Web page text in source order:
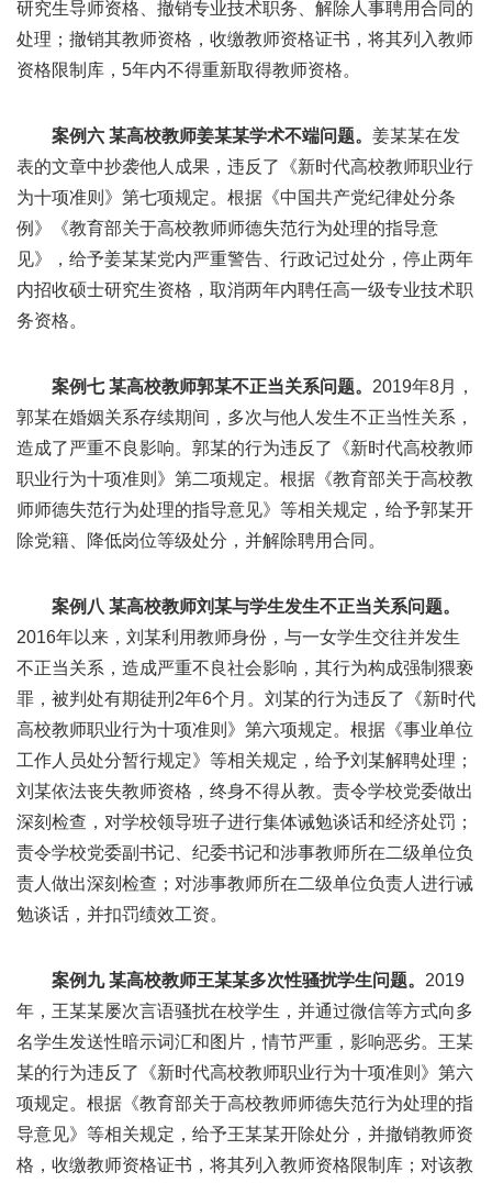
研究生导师资格、撤销专业技术职务、解除人事聘用合同的
处理；撤销其教师资格，收缴教师资格证书，将其列入教师
资格限制库，5年内不得重新取得教师资格。
案例六 某高校教师姜某某学术不端问题。 姜某某在发
表的文章中抄袭他人成果，违反了《新时代高校教师职业行
为十项准则》第七项规定。根据《中国共产党纪律处分条
例》《教育部关于高校教师师德失范行为处理的指导意
见》，给予姜某某党内严重警告、行政记过处分，停止两年
内招收硕士研究生资格，取消两年内聘任高一级专业技术职
务资格。
案例七 某高校教师郭某不正当关系问题。 2019年8月，
郭某在婚姻关系存续期间，多次与他人发生不正当性关系，
造成了严重不良影响。郭某的行为违反了《新时代高校教师
职业行为十项准则》第二项规定。根据《教育部关于高校教
师师德失范行为处理的指导意见》等相关规定，给予郭某开
除党籍、降低岗位等级处分，并解除聘用合同。
案例八 某高校教师刘某与学生发生不正当关系问题。
2016年以来，刘某利用教师身份，与一女学生交往并发生
不正当关系，造成严重不良社会影响，其行为构成强制猥亵
罪，被判处有期徒刑2年6个月。刘某的行为违反了《新时代
高校教师职业行为十项准则》第六项规定。根据《事业单位
工作人员处分暂行规定》等相关规定，给予刘某解聘处理；
刘某依法丧失教师资格，终身不得从教。责令学校党委做出
深刻检查，对学校领导班子进行集体诫勉谈话和经济处罚；
责令学校党委副书记、纪委书记和涉事教师所在二级单位负
责人做出深刻检查；对涉事教师所在二级单位负责人进行诫
勉谈话，并扣罚绩效工资。
案例九 某高校教师王某某多次性骚扰学生问题。 2019
年，王某某屡次言语骚扰在校学生，并通过微信等方式向多
名学生发送性暗示词汇和图片，情节严重，影响恶劣。王某
某的行为违反了《新时代高校教师职业行为十项准则》第六
项规定。根据《教育部关于高校教师师德失范行为处理的指
导意见》等相关规定，给予王某某开除处分，并撤销教师资
格，收缴教师资格证书，将其列入教师资格限制库；对该教